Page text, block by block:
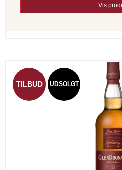
Vis
TILBUD UDSOLGT